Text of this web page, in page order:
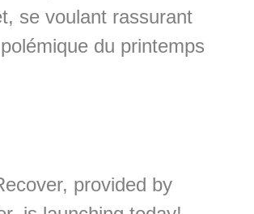
se voulant rassurant
du printemps
provided by